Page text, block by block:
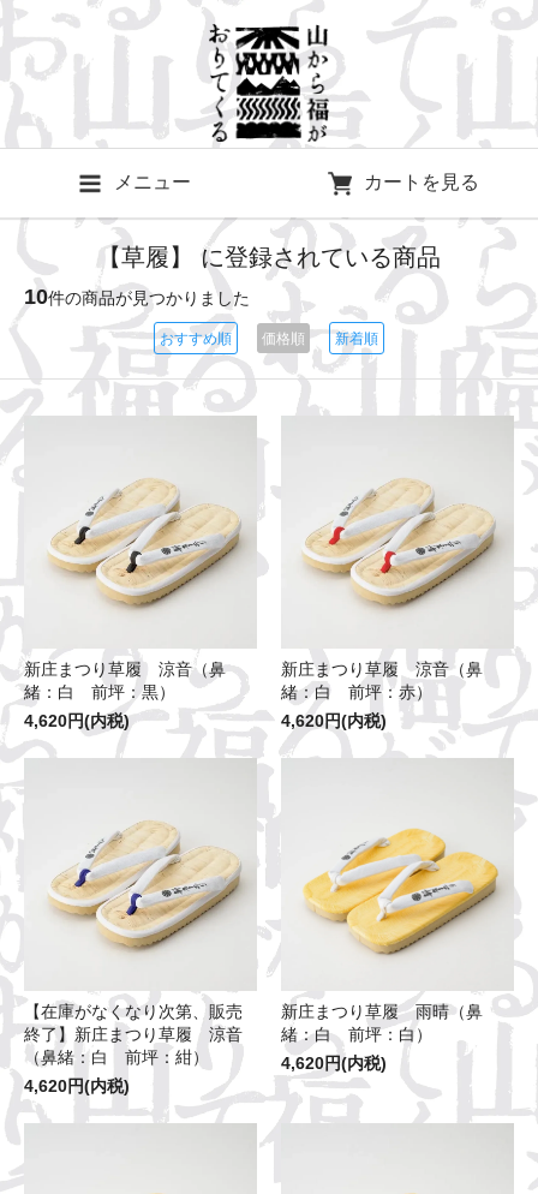
メニュー カートを見る
【草履】 に登録されている商品
10件の商品が見つかりました
おすすめ順 価格順 新着順
新庄まつり草履 涼音（鼻
緒：白 前坪：黒）
4,620円(内税)
新庄まつり草履 涼音（鼻
緒：白 前坪：赤）
4,620円(内税)
【在庫がなくなり次第、販売
終了】新庄まつり草履 涼音
（鼻緒：白 前坪：紺）
4,620円(内税)
新庄まつり草履 雨晴（鼻
緒：白 前坪：白）
4,620円(内税)